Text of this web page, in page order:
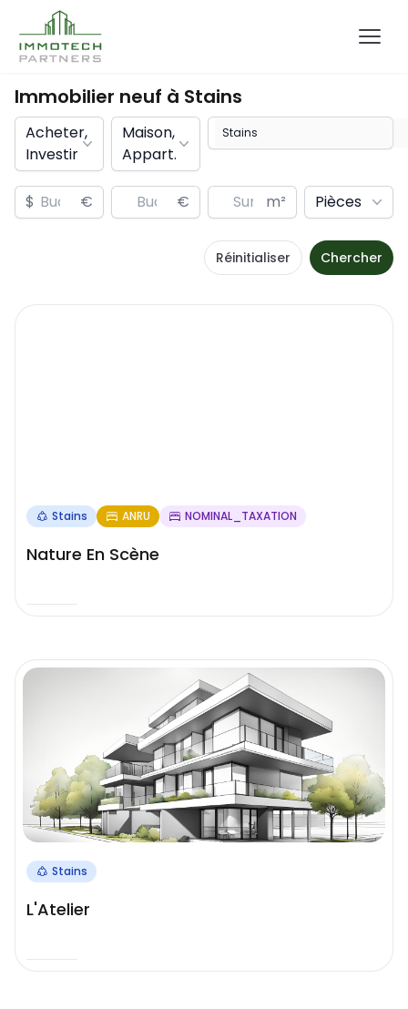
Immobilier neuf à Stains
Acheter,
Investir
Maison,
Appart.
$ € € m² Pièces
Réinitialiser Chercher
Stains ANRU NOMINAL_TAXATION
Nature En Scène
Stains
L'Atelier